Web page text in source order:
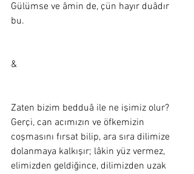
Gülümse ve âmin de, çün hayır duâdır
bu.
&
Zaten bizim bedduâ ile ne işimiz olur?
Gerçi, can acımızın ve öfkemizin
coşmasını fırsat bilip, ara sıra dilimize
dolanmaya kalkışır; lâkin yüz vermez,
elimizden geldiğince, dilimizden uzak